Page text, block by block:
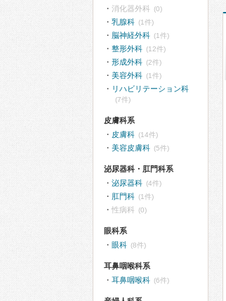
消化器外科 (0)
乳腺科 (1件)
脳神経外科 (1件)
整形外科 (12件)
形成外科 (2件)
美容外科 (1件)
リハビリテーション科
(7件)
皮膚科系
皮膚科 (14件)
美容皮膚科 (5件)
泌尿器科・肛門科系
泌尿器科 (4件)
肛門科 (1件)
性病科 (0)
眼科系
眼科 (8件)
耳鼻咽喉科系
耳鼻咽喉科 (6件)